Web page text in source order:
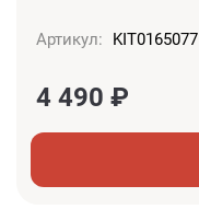
Артикул: KIT0165077
4 490 ₽